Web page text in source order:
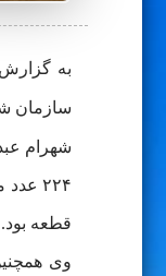
سازمان
قطعه بود.
وی